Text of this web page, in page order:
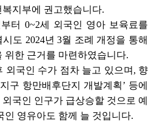
지부에 권고했습니다.
터 0~2세 외국인 영아 보육료를
도 2024년 3월 조례 개정을 통해
위한 근거를 마련하였습니다.
외국인 수가 점차 늘고 있으며, 향
구 항만배후단지 개발계획’ 등에
국인 인구가 급상승할 것으로 예
인 영유아도 함께 늘 것입니다.